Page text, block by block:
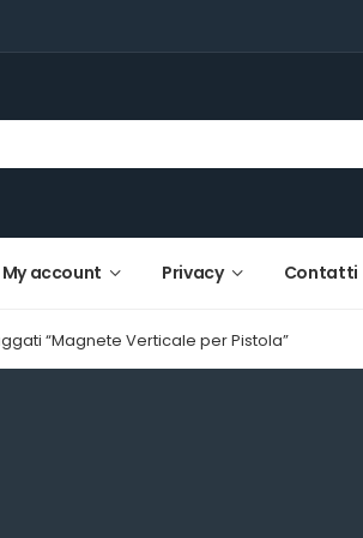
My account Privacy Contatti
“Magnete Verticale per Pistola”